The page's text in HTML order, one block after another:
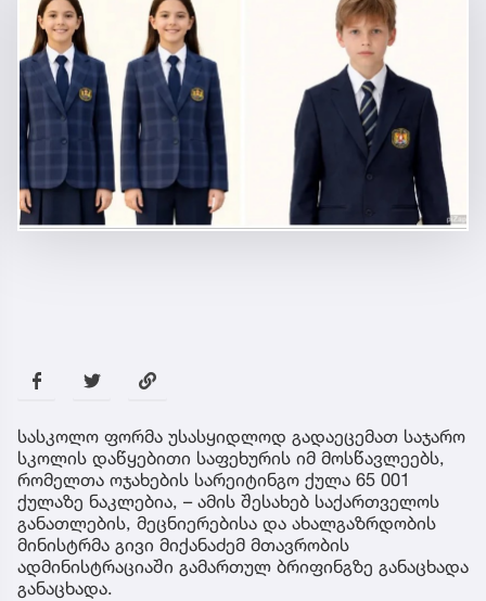
სასკოლო ფორმა უსასყიდლოდ გადაეცემათ საჯარო
სკოლის დაწყებითი საფეხურის იმ მოსწავლეებს,
რომელთა ოჯახების სარეიტინგო ქულა 65 001
ქულაზე ნაკლებია, – ამის შესახებ საქართველოს
განათლების, მეცნიერებისა და ახალგაზრდობის
მინისტრმა გივი მიქანაძემ მთავრობის
ადმინისტრაციაში გამართულ ბრიფინგზე განაცხადა
განაცხადა.